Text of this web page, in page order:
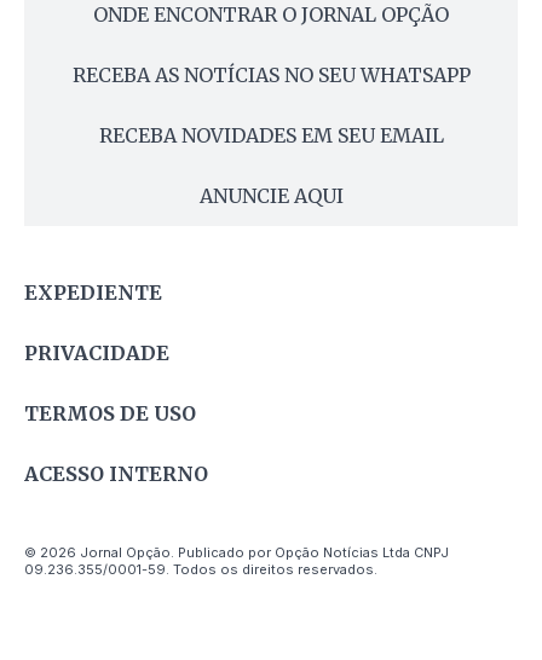
ONDE ENCONTRAR O JORNAL OPÇÃO
RECEBA AS NOTÍCIAS NO SEU WHATSAPP
RECEBA NOVIDADES EM SEU EMAIL
ANUNCIE AQUI
EXPEDIENTE
PRIVACIDADE
TERMOS DE USO
ACESSO INTERNO
© 2026 Jornal Opção. Publicado por Opção Notícias Ltda CNPJ
09.236.355/0001-59. Todos os direitos reservados.